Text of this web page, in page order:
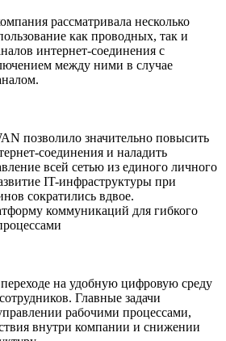
рассматривала несколько
как проводных, так и
интернет-соединения с
между ними в случае
позволило значительно повысить
соединения и наладить
всей сетью из единого личного
IT-инфраструктуры при
сократились вдвое.
коммуникаций для гибкого
на удобную цифровую среду
Главные задачи
рабочими процессами,
внутри компании и снижении